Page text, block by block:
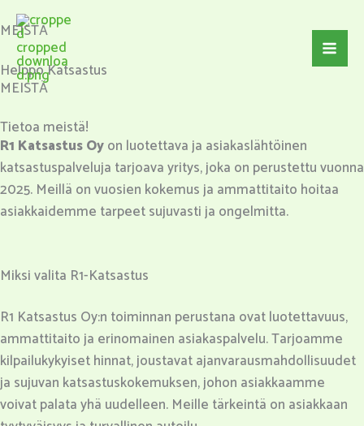
Skip
to
content
MEISTÄ
Helppo Katsastus
MEISTÄ
Tietoa meistä!
R1 KatsastusOyon luotettava ja asiakaslähtöinen
katsastuspalveluja tarjoava yritys, joka on perustettu vuonna
2025. Meillä on vuosien kokemus ja ammattitaito hoitaa
asiakkaidemme tarpeet sujuvasti ja ongelmitta.
Miksi valita R1-Katsastus​
R1 Katsastus Oy:n toiminnan perustana ovat luotettavuus,
ammattitaito ja erinomainen asiakaspalvelu. Tarjoamme
kilpailukykyiset hinnat, joustavat ajanvarausmahdollisuudet
ja sujuvan katsastuskokemuksen, johon asiakkaamme
voivat palata yhä uudelleen. Meille tärkeintä on asiakkaan